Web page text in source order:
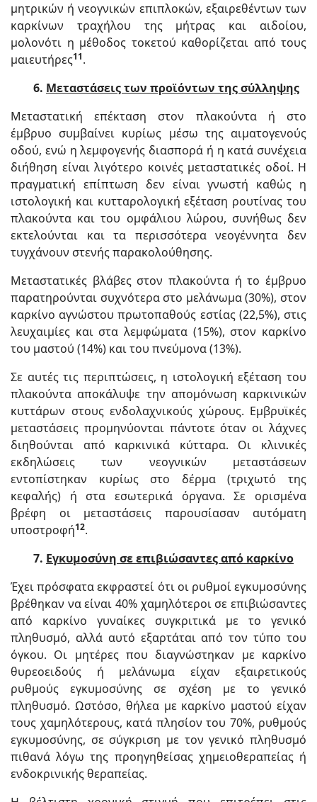
μητρικών ή νεογνικών επιπλοκών, εξαιρεθέντων των
καρκίνων τραχήλου της μήτρας και αιδοίου,
μολονότι η μέθοδος τοκετού καθορίζεται από τους
μαιευτήρες11.
6. Μεταστάσεις των προϊόντων της σύλληψης
Μεταστατική επέκταση στον πλακούντα ή στο
έμβρυο συμβαίνει κυρίως μέσω της αιματογενούς
οδού, ενώ η λεμφογενής διασπορά ή η κατά συνέχεια
διήθηση είναι λιγότερο κοινές μεταστατικές οδοί. Η
πραγματική επίπτωση δεν είναι γνωστή καθώς η
ιστολογική και κυτταρολογική εξέταση ρουτίνας του
πλακούντα και του ομφάλιου λώρου, συνήθως δεν
εκτελούνται και τα περισσότερα νεογέννητα δεν
τυγχάνουν στενής παρακολούθησης.
Μεταστατικές βλάβες στον πλακούντα ή το έμβρυο
παρατηρούνται συχνότερα στο μελάνωμα (30%), στον
καρκίνο αγνώστου πρωτοπαθούς εστίας (22,5%), στις
λευχαιμίες και στα λεμφώματα (15%), στον καρκίνο
του μαστού (14%) και του πνεύμονα (13%).
Σε αυτές τις περιπτώσεις, η ιστολογική εξέταση του
πλακούντα αποκάλυψε την απομόνωση καρκινικών
κυττάρων στους ενδολαχνικούς χώρους. Εμβρυϊκές
μεταστάσεις προμηνύονται πάντοτε όταν οι λάχνες
διηθούνται από καρκινικά κύτταρα. Οι κλινικές
εκδηλώσεις των νεογνικών μεταστάσεων
εντοπίστηκαν κυρίως στο δέρμα (τριχωτό της
κεφαλής) ή στα εσωτερικά όργανα. Σε ορισμένα
βρέφη οι μεταστάσεις παρουσίασαν αυτόματη
υποστροφή12.
7. Εγκυμοσύνη σε επιβιώσαντες από καρκίνο
Έχει πρόσφατα εκφραστεί ότι οι ρυθμοί εγκυμοσύνης
βρέθηκαν να είναι 40% χαμηλότεροι σε επιβιώσαντες
από καρκίνο γυναίκες συγκριτικά με το γενικό
πληθυσμό, αλλά αυτό εξαρτάται από τον τύπο του
όγκου. Οι μητέρες που διαγνώστηκαν με καρκίνο
θυρεοειδούς ή μελάνωμα είχαν εξαιρετικούς
ρυθμούς εγκυμοσύνης σε σχέση με το γενικό
πληθυσμό. Ωστόσο, θήλεα με καρκίνο μαστού είχαν
τους χαμηλότερους, κατά πλησίον του 70%, ρυθμούς
εγκυμοσύνης, σε σύγκριση με τον γενικό πληθυσμό
πιθανά λόγω της προηγηθείσας χημειοθεραπείας ή
ενδοκρινικής θεραπείας.